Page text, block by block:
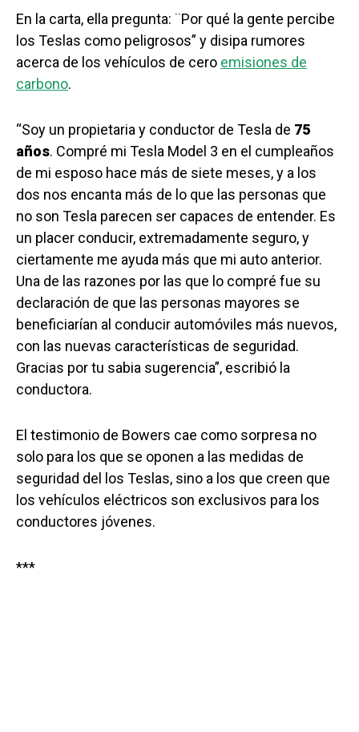
En la carta, ella pregunta: ¨Por qué la gente percibe
los Teslas como peligrosos” y disipa rumores
acerca de los vehículos de cero emisiones de
carbono.
“Soy un propietaria y conductor de Tesla de 75
años. Compré mi Tesla Model 3 en el cumpleaños
de mi esposo hace más de siete meses, y a los
dos nos encanta más de lo que las personas que
no son Tesla parecen ser capaces de entender. Es
un placer conducir, extremadamente seguro, y
ciertamente me ayuda más que mi auto anterior.
Una de las razones por las que lo compré fue su
declaración de que las personas mayores se
beneficiarían al conducir automóviles más nuevos,
con las nuevas características de seguridad.
Gracias por tu sabia sugerencia”, escribió la
conductora.
El testimonio de Bowers cae como sorpresa no
solo para los que se oponen a las medidas de
seguridad del los Teslas, sino a los que creen que
los vehículos eléctricos son exclusivos para los
conductores jóvenes.
***